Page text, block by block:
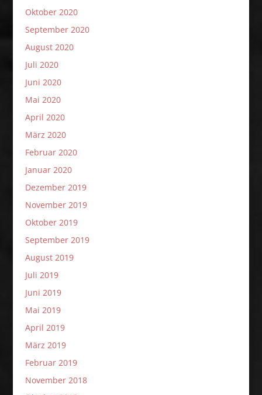
Oktober 2020
September 2020
August 2020
Juli 2020
Juni 2020
Mai 2020
April 2020
März 2020
Februar 2020
Januar 2020
Dezember 2019
November 2019
Oktober 2019
September 2019
August 2019
Juli 2019
Juni 2019
Mai 2019
April 2019
März 2019
Februar 2019
November 2018